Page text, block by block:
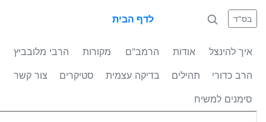
לדף הבית בס"ד
איך להינצל אודות הרמב"ם מקורות
הרבי מלובביץ
הרב כדורי
תהילים בדיקה עצמית סטיקרים
צור קשר
סימנים למשיח